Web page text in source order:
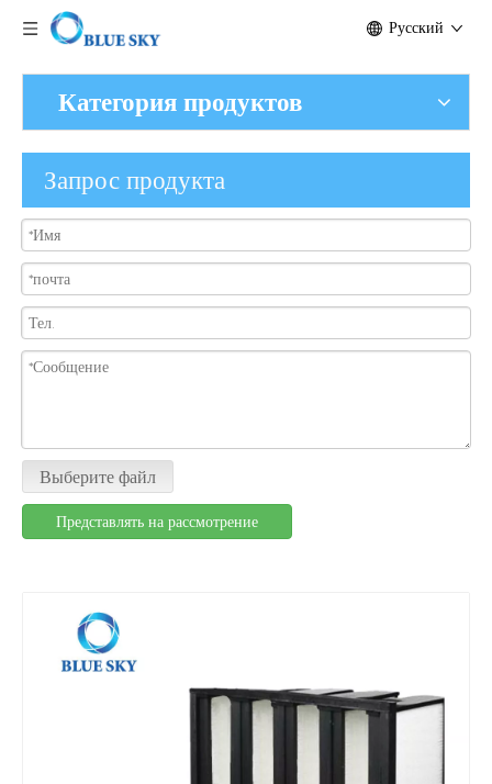
Pусский
Категория продуктов
Запрос продукта
Выберите файл
Представлять на рассмотрение